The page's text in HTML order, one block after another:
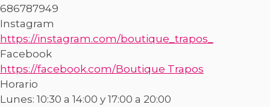
686787949
Instagram
https://instagram.com/boutique_trapos_
Facebook
https://facebook.com/Boutique Trapos
Horario
Lunes: 10:30 a 14:00 y 17:00 a 20:00